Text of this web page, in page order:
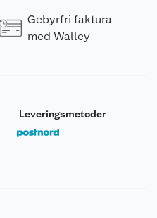
Gebyrfri faktura
med Walley
Leveringsmetoder